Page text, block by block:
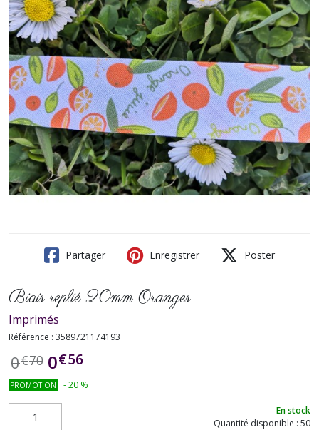
Partager Enregistrer Poster
Biais replié 20mm Oranges
Imprimés
Référence : 3589721174193
0€70 0€56
PROMOTION -20 %
En stock
Quantité disponible : 50